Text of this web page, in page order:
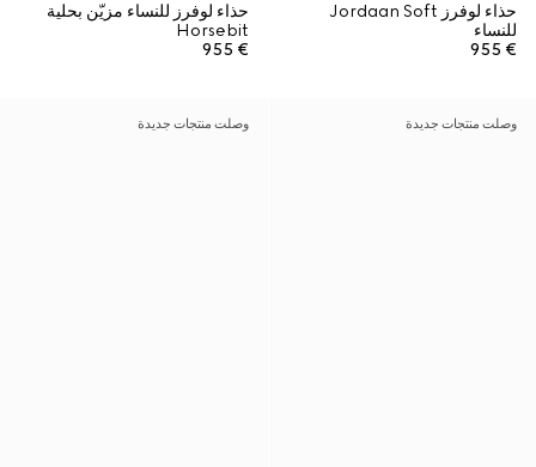
حذاء لوفرز Jordaan Soft
للنساء
€ 955
حذاء لوفرز للنساء مزيّن بحلية
Horsebit
€ 955
وصلت منتجات جديدة وصلت منتجات جديدة